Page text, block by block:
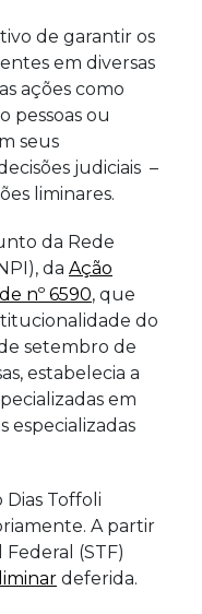
de garantir os
em diversas
ações como
pessoas ou
seus
judiciais –
liminares.
da Rede
da Ação
nº 6590, que
do
setembro de
estabelecia a
em
especializadas
Dias Toffoli
A partir
(STF)
deferida.